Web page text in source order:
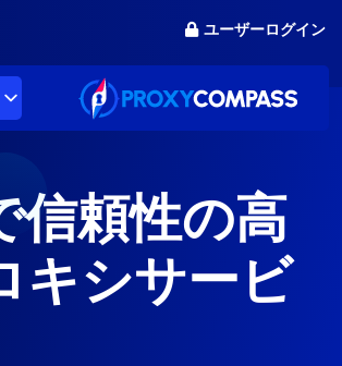
ユーザーログイン
信頼性の高
キシサービ